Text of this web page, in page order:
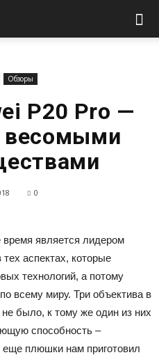
Обзоры
P20 Pro —
весомыми
0
является лидером
аспектах, которые
технологий, а потому
всему миру. Три объектива в
было, к тому же один из них
способность –
плюшки нам приготовил